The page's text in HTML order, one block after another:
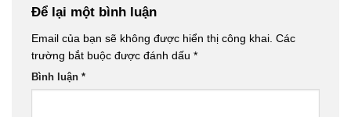
Để lại một bình luận
Email của bạn sẽ không được hiển thị công khai. Các
trường bắt buộc được đánh dấu *
Bình luận *